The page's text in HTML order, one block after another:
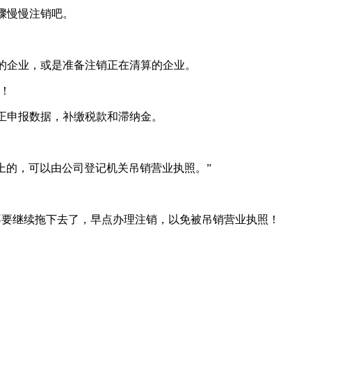
慢注销吧。
业，或是准备注销正在清算的企业。
报数据，补缴税款和滞纳金。
的，可以由公司登记机关吊销营业执照。”
继续拖下去了，早点办理注销，以免被吊销营业执照！